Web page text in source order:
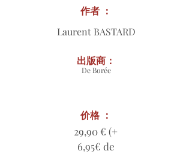
Laurent BASTARD
作者 ：
De Borée
出版商：
价格 ：
29,90 € (+
6,95€ de